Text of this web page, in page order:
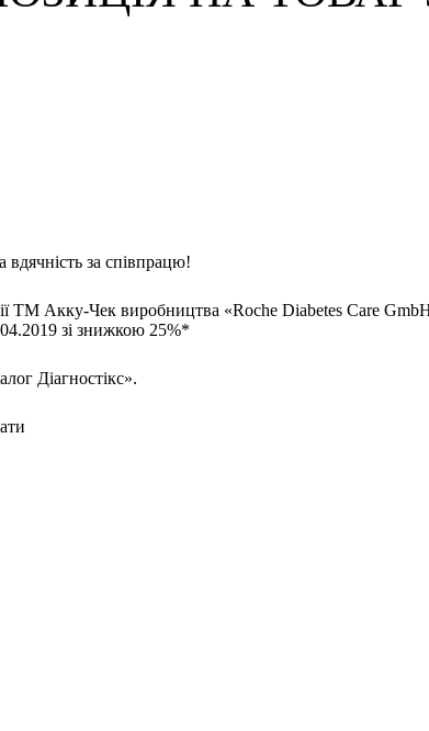
за співпрацю!
ТМ Акку-Чек виробництва «Roche Diabetes Care
зі знижкою 25%*
Діагностікс».